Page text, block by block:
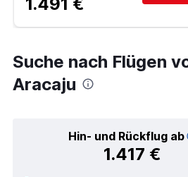
Suche nach Flügen
Aracaju
Hin- und Rückflug ab
1.417 €